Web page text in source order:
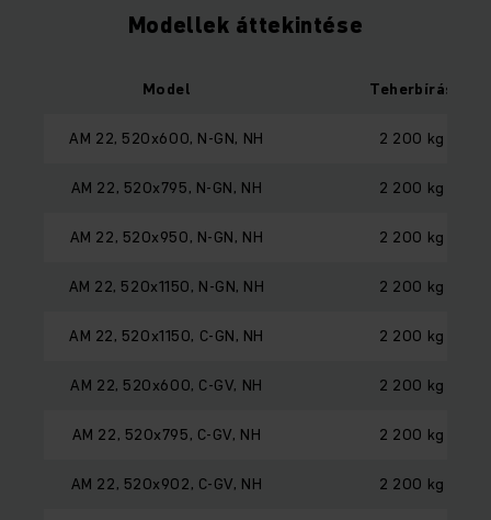
Modellek áttekintése
Model Teherbírás
AM 22, 520x600, N-GN, NH 2 200 kg
AM 22, 520x795, N-GN, NH 2 200 kg
AM 22, 520x950, N-GN, NH 2 200 kg
AM 22, 520x1150, N-GN, NH 2 200 kg
AM 22, 520x1150, C-GN, NH 2 200 kg
AM 22, 520x600, C-GV, NH 2 200 kg
AM 22, 520x795, C-GV, NH 2 200 kg
AM 22, 520x902, C-GV, NH 2 200 kg